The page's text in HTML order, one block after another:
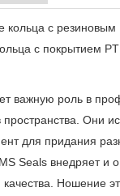
важную роль в
Они
для придания
Seals внедряет и
Ношение